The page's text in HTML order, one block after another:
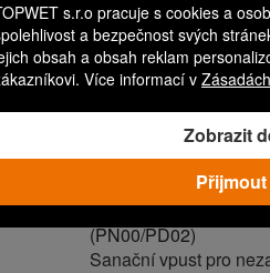
s.r.o pracuje s cookies a
a bezpečnost svých
obsah a obsah reklam
Více informací v
Zobrazit
TW SAN BZ 110 PVC
ALKORPLAN
(PN00/PD01)
Sanační vpust pro
TW SAN BZ 110 PVC
ALKORPLAN
(PN00/PD02)
Sanační vpust pro